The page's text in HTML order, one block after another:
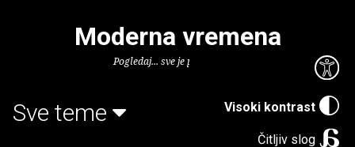
Visoki kontrast
Čitljiv slog
Moderna vremena
Pogledaj... sve je puno knjiga.
Sve teme